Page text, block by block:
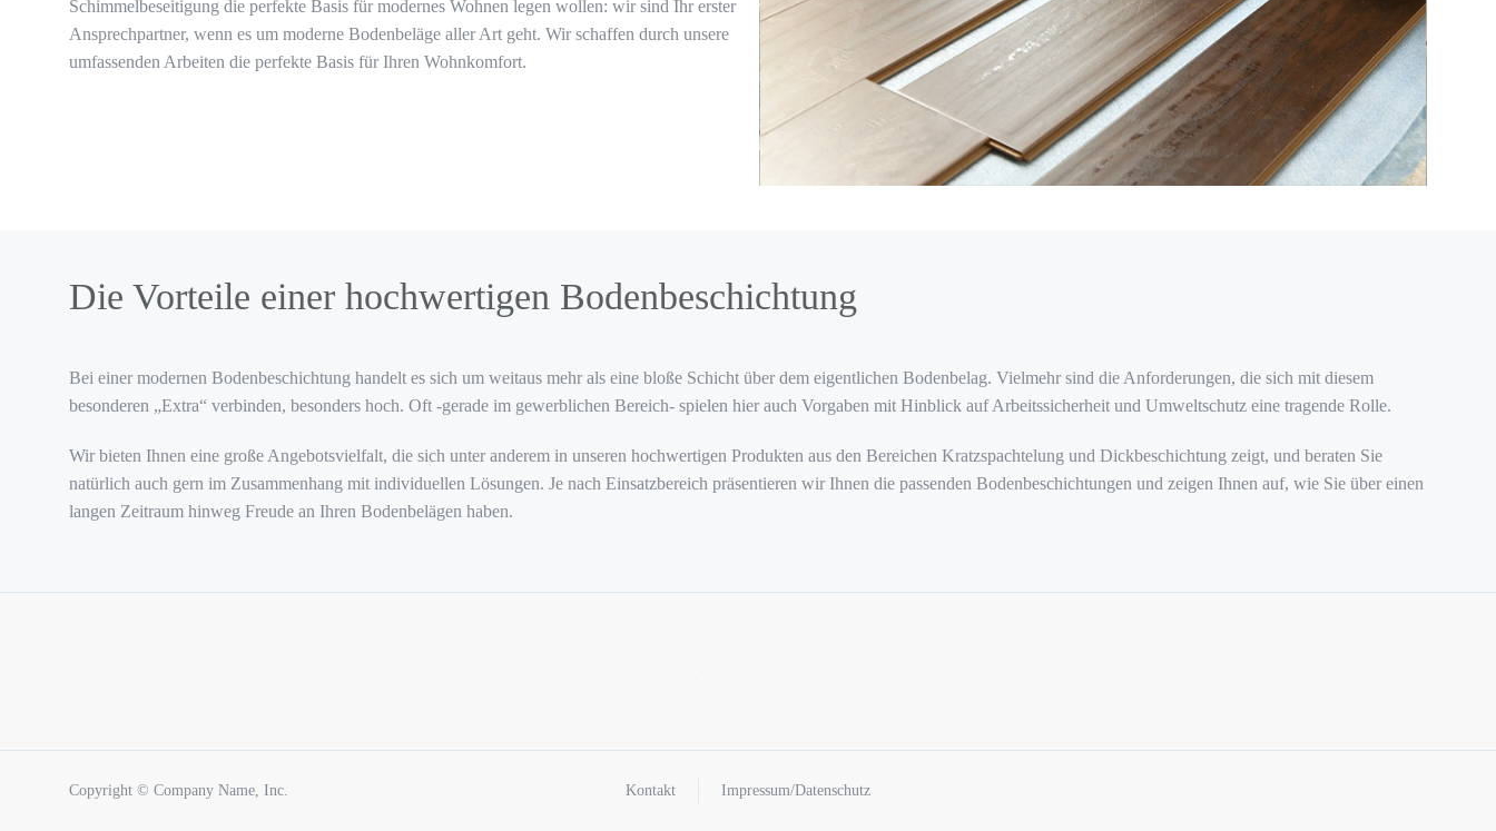
Schimmelbeseitigung die perfekte Basis für modernes Wohnen legen wollen: wir sind Ihr erster
Ansprechpartner, wenn es um moderne Bodenbeläge aller Art geht. Wir schaffen durch unsere
umfassenden Arbeiten die perfekte Basis für Ihren Wohnkomfort.
Die Vorteile einer hochwertigen Bodenbeschichtung
Bei einer modernen Bodenbeschichtung handelt es sich um weitaus mehr als eine bloße Schicht über dem eigentlichen Bodenbelag. Vielmehr sind die Anforderungen, die sich mit diesem
besonderen „Extra“ verbinden, besonders hoch. Oft -gerade im gewerblichen Bereich- spielen hier auch Vorgaben mit Hinblick auf Arbeitssicherheit und Umweltschutz eine tragende Rolle.
Wir bieten Ihnen eine große Angebotsvielfalt, die sich unter anderem in unseren hochwertigen Produkten aus den Bereichen Kratzspachtelung und Dickbeschichtung zeigt, und beraten Sie
natürlich auch gern im Zusammenhang mit individuellen Lösungen. Je nach Einsatzbereich präsentieren wir Ihnen die passenden Bodenbeschichtungen und zeigen Ihnen auf, wie Sie über einen
langen Zeitraum hinweg Freude an Ihren Bodenbelägen haben.
Copyright © Company Name, Inc. Kontakt Impressum/Datenschutz